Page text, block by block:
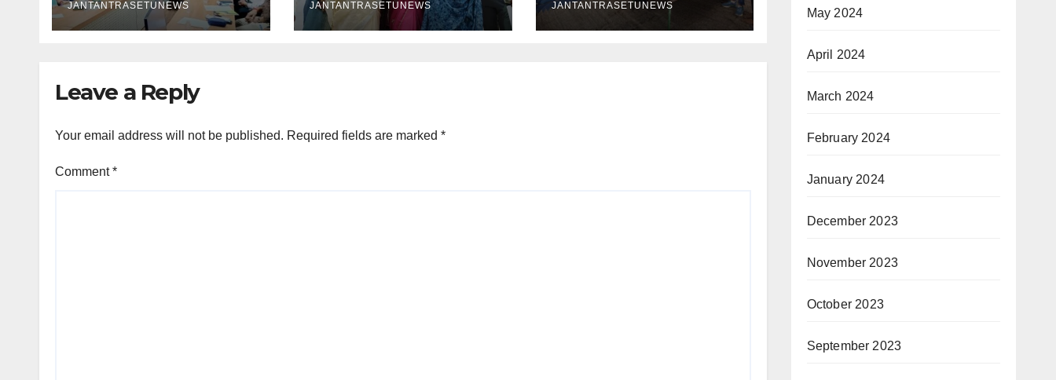
JANTANTRASETUNEWS JANTANTRASETUNEWS JANTANTRASETUNEWS
Leave a Reply
Your email address will not be published. Required fields are marked *
Comment*
May 2024
April 2024
March 2024
February 2024
January 2024
December 2023
November 2023
October 2023
September 2023